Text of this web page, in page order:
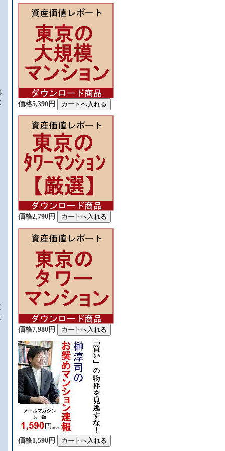
価格5,390円
価格2,790円
価格7,980円
価格1,590円